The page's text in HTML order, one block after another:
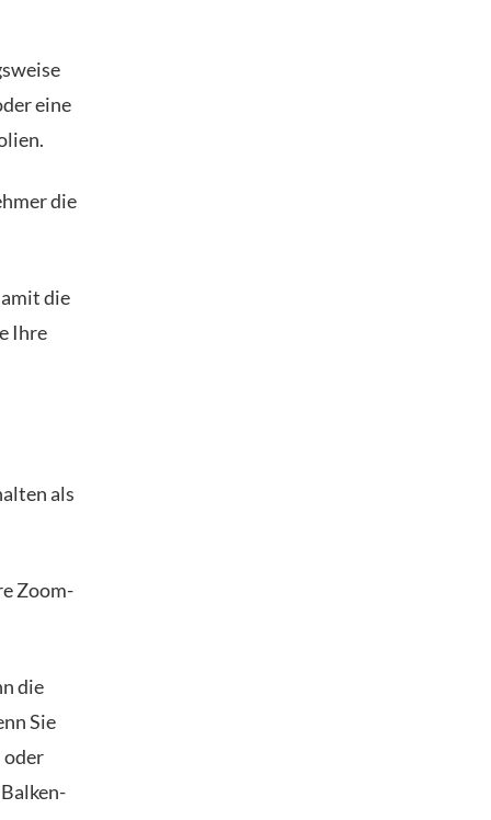
eine
die
die
Ihre
als
Zoom-
die
Sie
oder